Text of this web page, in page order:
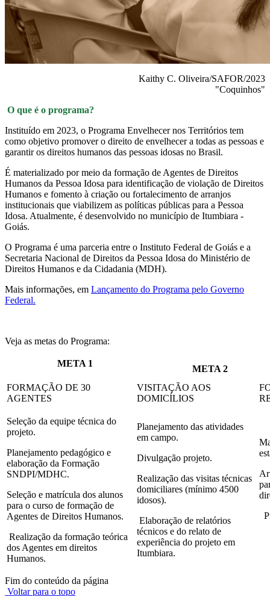
Kaithy C. Oliveira/SAFOR/2023
"Coquinhos"
O que é o programa?
Instituído em 2023, o Programa Envelhecer nos Territórios tem
como objetivo promover o direito de envelhecer a todas as pessoas e
garantir os direitos humanos das pessoas idosas no Brasil.
É materializado por meio da formação de Agentes de Direitos
Humanos da Pessoa Idosa para identificação de violação de Direitos
Humanos e fomento à criação ou fortalecimento de arranjos
institucionais que viabilizem as políticas públicas para a Pessoa
Idosa. Atualmente, é desenvolvido no município de Itumbiara -
Goiás.
O Programa é uma parceria entre o Instituto Federal de Goiás e a
Secretaria Nacional de Direitos da Pessoa Idosa do Ministério de
Direitos Humanos e da Cidadania (MDH).
Mais informações, em Lançamento do Programa pelo Governo
Federal.
Veja as metas do Programa:
META 1
META 2
FORMAÇÃO DE 30
AGENTES
VISITAÇÃO AOS
DOMICÍLIOS
Seleção da equipe técnica do
projeto.
Planejamento pedagógico e
elaboração da Formação
SNDPI/MDHC.
Seleção e matrícula dos alunos
para o curso de formação de
Agentes de Direitos Humanos.
Realização da formação teórica
dos Agentes em direitos
Humanos.
Planejamento das atividades
em campo.
Divulgação projeto.
Realização das visitas técnicas
domiciliares (mínimo 4500
idosos).
Elaboração de relatórios
técnicos e do relato de
experiência do projeto em
Itumbiara.
Fim do conteúdo da página
Voltar para o topo